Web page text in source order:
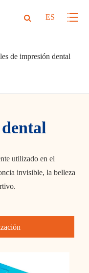
ES
de impresión dental
utilizado en el
invisible, la belleza